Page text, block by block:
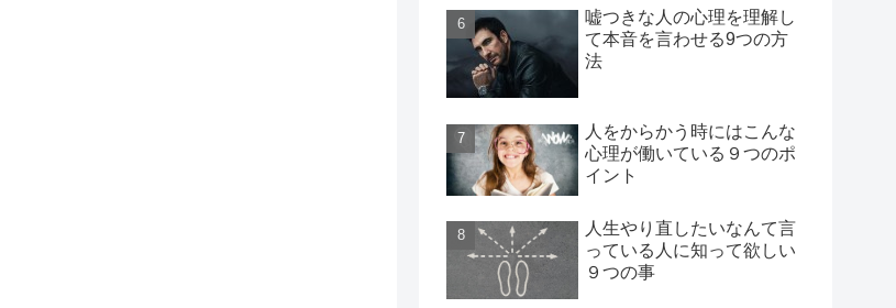
嘘つきな人の心理を理解し
て本音を言わせる9つの方
法
人をからかう時にはこんな
心理が働いている９つのポ
イント
人生やり直したいなんて言
っている人に知って欲しい
９つの事